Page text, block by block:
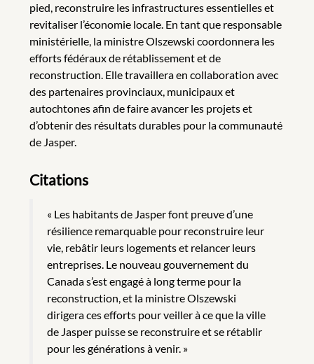
pied, reconstruire les infrastructures essentielles et
revitaliser l’économie locale. En tant que responsable
ministérielle, la ministre Olszewski coordonnera les
efforts fédéraux de rétablissement et de
reconstruction. Elle travaillera en collaboration avec
des partenaires provinciaux, municipaux et
autochtones afin de faire avancer les projets et
d’obtenir des résultats durables pour la communauté
de Jasper.
Citations
« Les habitants de Jasper font preuve d’une
résilience remarquable pour reconstruire leur
vie, rebâtir leurs logements et relancer leurs
entreprises. Le nouveau gouvernement du
Canada s’est engagé à long terme pour la
reconstruction, et la ministre Olszewski
dirigera ces efforts pour veiller à ce que la ville
de Jasper puisse se reconstruire et se rétablir
pour les générations à venir. »